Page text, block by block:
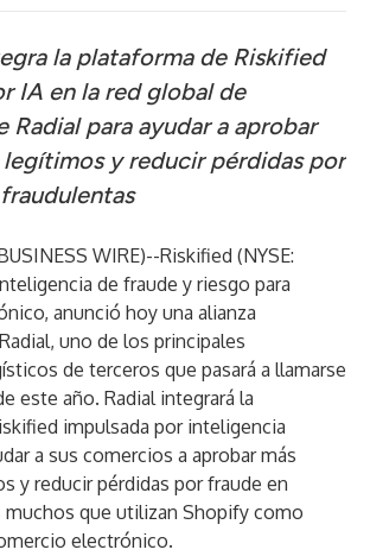
la plataforma de Riskified
IA en la red global de
Radial para ayudar a aprobar
y reducir pérdidas por
WIRE)--Riskified (NYSE:
de fraude y riesgo para
anunció hoy una alianza
Radial, uno de los principales
de terceros que pasará a llamarse
este año. Radial integrará la
impulsada por inteligencia
a sus comercios a aprobar más
y reducir pérdidas por fraude en
muchos que utilizan Shopify como
electrónico.